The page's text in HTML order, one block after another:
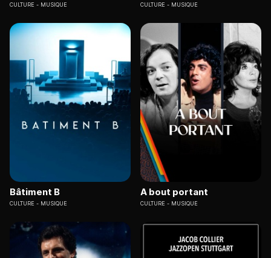
CULTURE MUSIQUE CULTURE MUSIQUE
Bâtiment B
CULTURE MUSIQUE
A bout portant
CULTURE MUSIQUE